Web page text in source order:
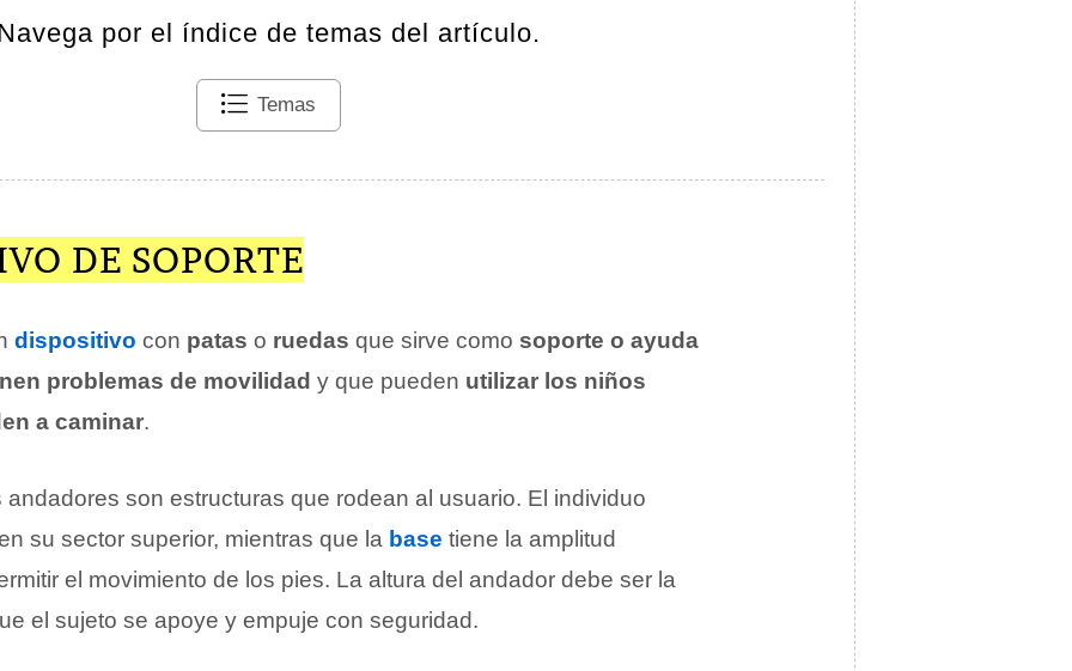
por el índice de temas del artículo.
Temas
DE SOPORTE
dispositivo con patas o ruedas que sirve como soporte o ayuda
problemas de movilidad y que pueden utilizar los niños
a caminar.
andadores son estructuras que rodean al usuario. El individuo
su sector superior, mientras que la base tiene la amplitud
el movimiento de los pies. La altura del andador debe ser la
el sujeto se apoye y empuje con seguridad.